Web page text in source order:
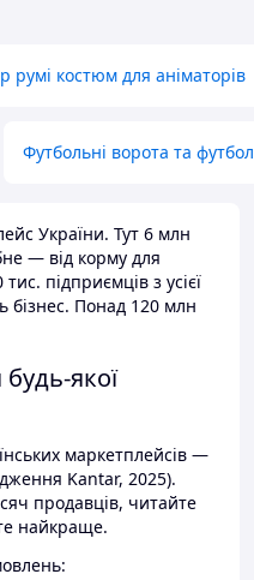
румі костюм для аніматорів
Футбольні ворота та
України. Тут 6 млн
— від корму для
підприємців з усієї
бізнес. Понад 120 млн
якої
маркетплейсів —
Kantar, 2025).
продавців, читайте
найкраще.